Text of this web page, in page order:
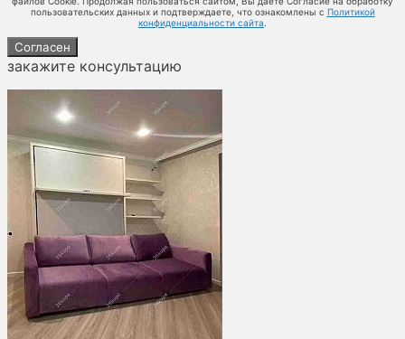
пользовательских данных и подтверждаете, что ознакомлены с Политикой
конфиденциальности сайта
Согласен
закажите консультацию